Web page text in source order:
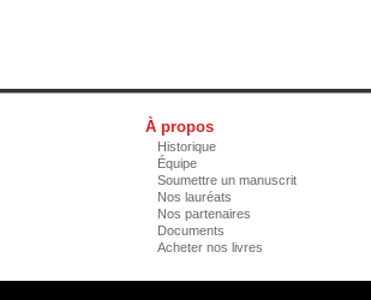
À propos
Historique
Équipe
Soumettre un manuscrit
Nos lauréats
Nos partenaires
Documents
Acheter nos livres